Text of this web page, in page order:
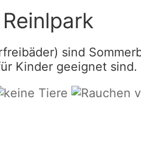
sind
Kinder geeignet sind.